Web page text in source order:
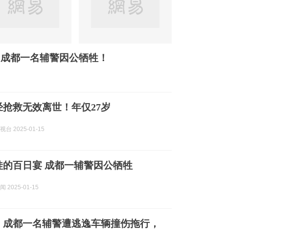
都一名辅警因公牺牲！
救无效离世！年仅27岁
台 2025-01-15
百日宴 成都一辅警因公牺牲
2025-01-15
都一名辅警遭逃逸车辆撞伤拖行，